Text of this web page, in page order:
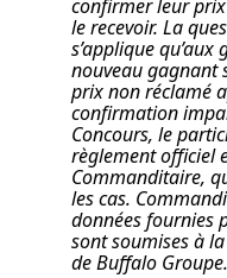
confirmer leur
le recevoir. La
s’applique
nouveau gagnant
prix non réclamé
confirmation
Concours, le
règlement officiel
Commanditaire,
les cas.
données fournies
sont soumises à
de Buffalo